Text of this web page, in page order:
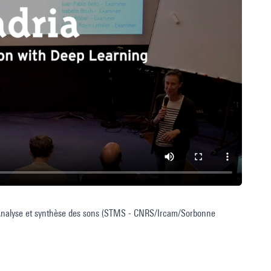
et synthèse des sons (STMS - CNRS/Ircam/Sorbonne